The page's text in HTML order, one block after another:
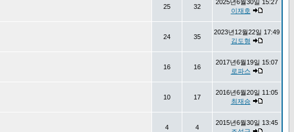
25 32
2025년6월30일 15:27
이재호
24 35
2023년12월22일 17:49
김도형
16 16
2017년6월19일 15:07
로파스
10 17
2016년6월20일 11:05
최재승
4 4
2015년6월30일 13:45